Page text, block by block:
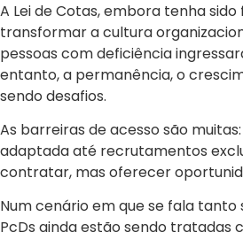
A Lei de Cotas, embora tenha
transformar a cultura
pessoas com deficiência
entanto, a permanência, o
sendo desafios.
As barreiras de acesso são
adaptada até recrutamentos
contratar, mas oferecer
Num cenário em que se fala
PcDs ainda estão sendo